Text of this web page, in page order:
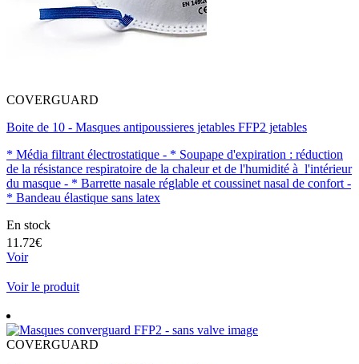
COVERGUARD
Boite de 10 - Masques antipoussieres jetables FFP2 jetables
* Média filtrant électrostatique - * Soupape d'expiration : réduction
de la résistance respiratoire de la chaleur et de l'humidité à l'intérieur
du masque - * Barrette nasale réglable et coussinet nasal de confort -
* Bandeau élastique sans latex
En stock
11.72€
Voir
Voir le produit
COVERGUARD